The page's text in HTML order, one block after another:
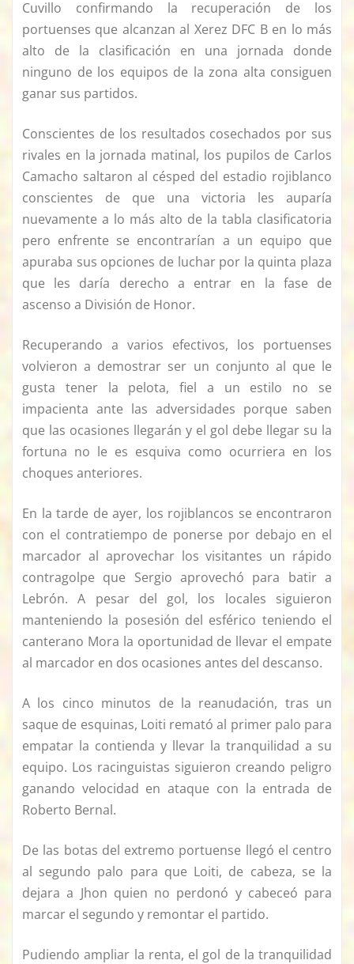
Cuvillo confirmando la recuperación de los
portuenses que alcanzan al Xerez DFC B en lo más
alto de la clasificación en una jornada donde
ninguno de los equipos de la zona alta consiguen
ganar sus partidos.
Conscientes de los resultados cosechados por sus
rivales en la jornada matinal, los pupilos de Carlos
Camacho saltaron al césped del estadio rojiblanco
conscientes de que una victoria les auparía
nuevamente a lo más alto de la tabla clasificatoria
pero enfrente se encontrarían a un equipo que
apuraba sus opciones de luchar por la quinta plaza
que les daría derecho a entrar en la fase de
ascenso a División de Honor.
Recuperando a varios efectivos, los portuenses
volvieron a demostrar ser un conjunto al que le
gusta tener la pelota, fiel a un estilo no se
impacienta ante las adversidades porque saben
que las ocasiones llegarán y el gol debe llegar su la
fortuna no le es esquiva como ocurriera en los
choques anteriores.
En la tarde de ayer, los rojiblancos se encontraron
con el contratiempo de ponerse por debajo en el
marcador al aprovechar los visitantes un rápido
contragolpe que Sergio aprovechó para batir a
Lebrón. A pesar del gol, los locales siguieron
manteniendo la posesión del esférico teniendo el
canterano Mora la oportunidad de llevar el empate
al marcador en dos ocasiones antes del descanso.
A los cinco minutos de la reanudación, tras un
saque de esquinas, Loiti remató al primer palo para
empatar la contienda y llevar la tranquilidad a su
equipo. Los racinguistas siguieron creando peligro
ganando velocidad en ataque con la entrada de
Roberto Bernal.
De las botas del extremo portuense llegó el centro
al segundo palo para que Loiti, de cabeza, se la
dejara a Jhon quien no perdonó y cabeceó para
marcar el segundo y remontar el partido.
Pudiendo ampliar la renta, el gol de la tranquilidad